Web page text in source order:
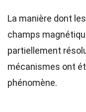
La manière dont
champs
partiellement
mécanismes ont
phénomène.